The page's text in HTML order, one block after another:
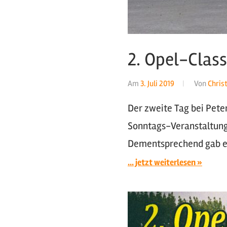
2. Opel-
Am 3. Juli 2019 Von
Der zweite Tag bei
Sonntags-
Dementsprechend gab
... jetzt weiterlesen